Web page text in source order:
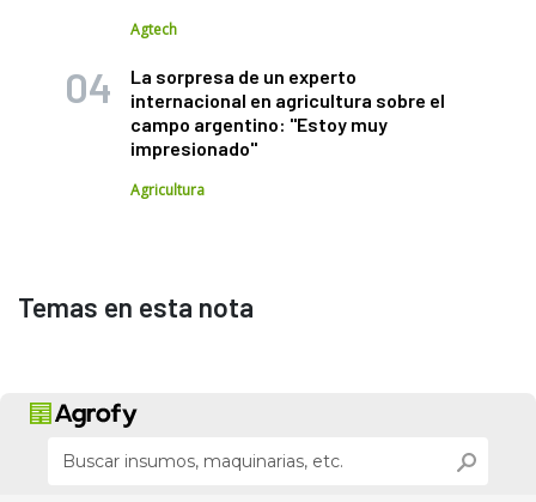
Agtech
La sorpresa de un experto
internacional en agricultura sobre el
campo argentino: "Estoy muy
impresionado"
Agricultura
Temas en esta nota